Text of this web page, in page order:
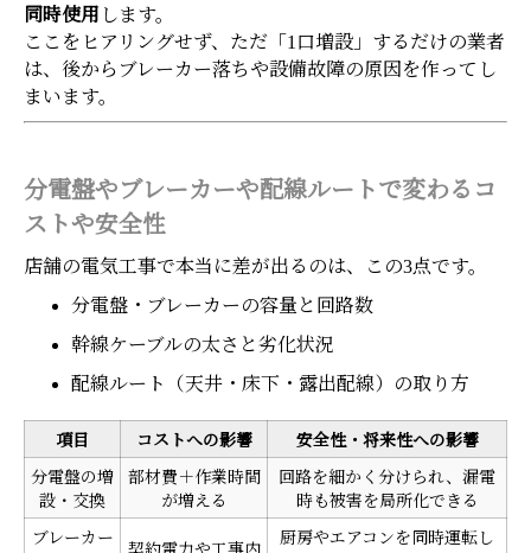
同時使用 します。
ここをヒアリングせず、ただ「1口増設」するだけの業者
は、後からブレーカー落ちや設備故障の原因を作ってし
まいます。
分電盤やブレーカーや配線ルートで変わるコ
ストや安全性
店舗の電気工事で本当に差が出るのは、この3点です。
分電盤・ブレーカーの容量と回路数
幹線ケーブルの太さと劣化状況
配線ルート（天井・床下・露出配線）の取り方
項目 コストへの影響 安全性・将来性への影響
分電盤の増
設・交換
部材費＋作業時間
が増える
回路を細かく分けられ、漏電
時も被害を局所化できる
ブレーカー 厨房やエアコンを同時運転し